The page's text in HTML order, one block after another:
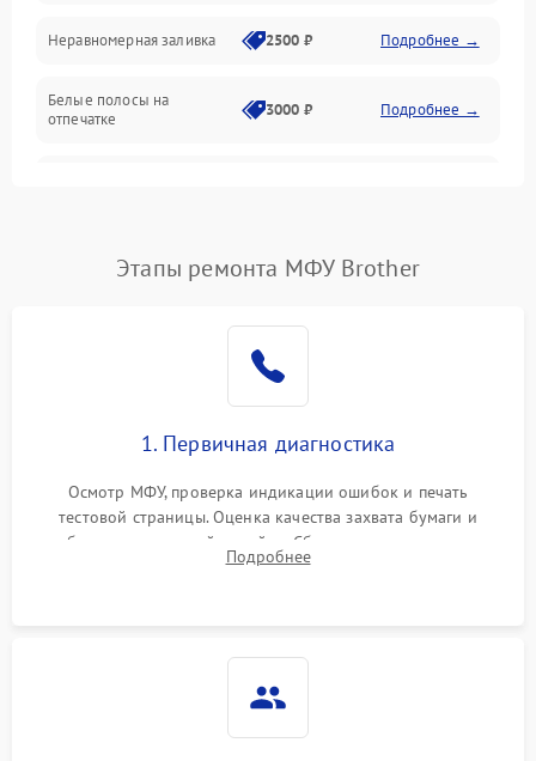
Дисплей и органы управления
Изображение
Неравномерная заливка 2500 ₽ Подробнее →
Белые полосы на
отпечатке
3000 ₽ Подробнее →
Этапы ремонта МФУ Brother
1. Первичная диагностика
Осмотр МФУ, проверка индикации ошибок и печать
тестовой страницы. Оценка качества захвата бумаги и
работы сканирующей линейки. Сбор данных о замятиях,
дефектах изображения или посторонних шумах при работе.
Подробнее